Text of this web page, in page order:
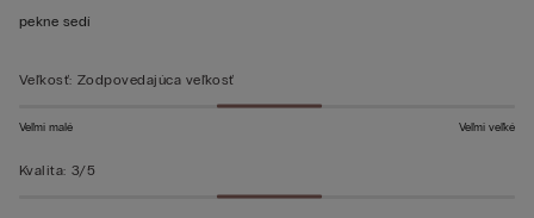
z 5
pekne sedí
Veľkosť: Zodpovedajúca veľkosť
Veľmi malé Veľmi veľké
Kvalita: 3/5